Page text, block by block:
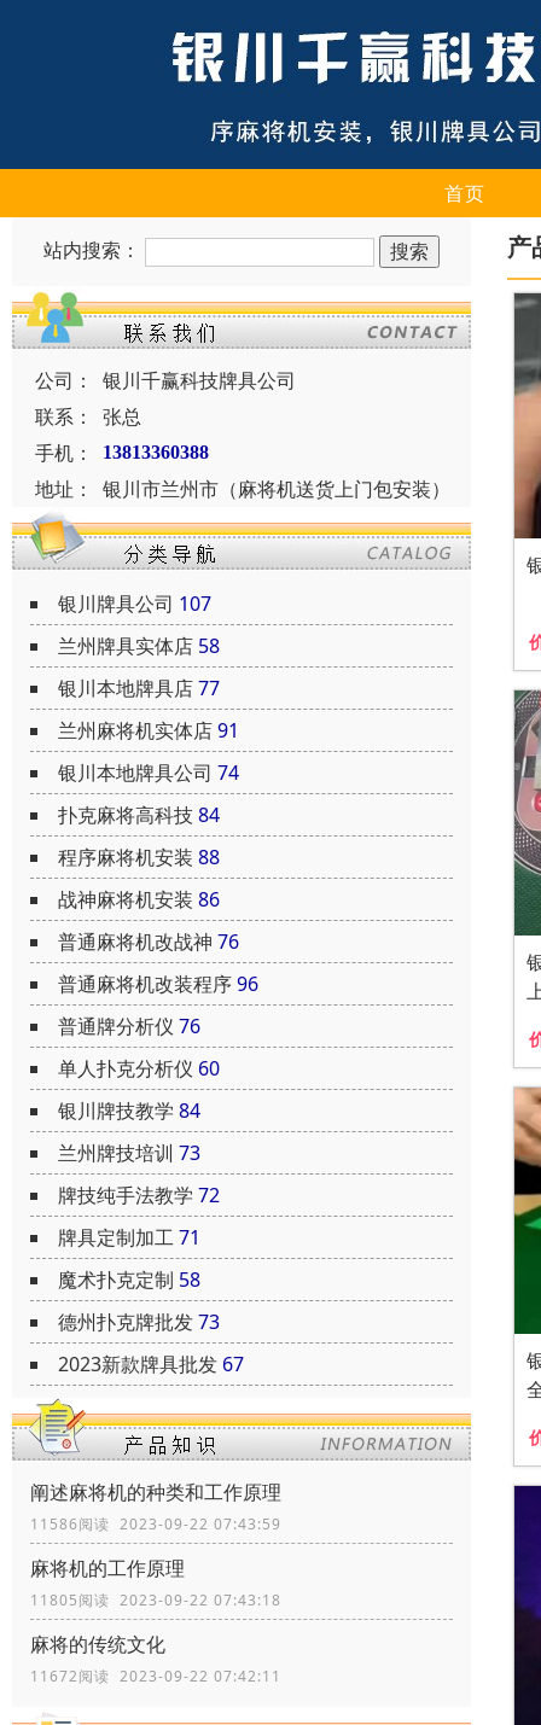
首页
站内搜索：
公司：
银川千赢科技牌具公司
联系：
张总
手机：
13813360388
地址： 银川市兰州市（麻将机送货上门包安装）
银川牌具公司 107
兰州牌具实体店 58
银川本地牌具店77
兰州麻将机实体店91
银川本地牌具公司 74
扑克麻将高科技84
程序麻将机安装 88
战神麻将机安装 86
普通麻将机改战神 76
普通麻将机改装程序96
普通牌分析仪 76
单人扑克分析仪 60
银川牌技教学 84
兰州牌技培训 73
牌技纯手法教学 72
牌具定制加工71
魔术扑克定制 58
德州扑克牌批发73
2023新款牌具批发 67
阐述麻将机的种类和工作原理
11586阅读 2023-09-22 07:43:59
麻将机的工作原理
11805阅读 2023-09-22 07:43:18
麻将的传统文化
11672阅读 2023-09-22 07:42:11
产